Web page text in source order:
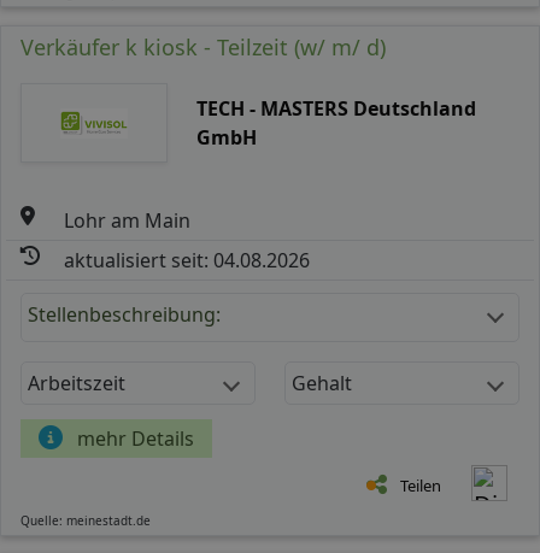
Verkäufer k kiosk - Teilzeit (w/ m/ d)
TECH - MASTERS Deutschland
GmbH
Lohr am Main
aktualisiert seit: 04.08.2026
Stellenbeschreibung:
Arbeitszeit Gehalt
mehr Details
Teilen
Quelle: meinestadt.de